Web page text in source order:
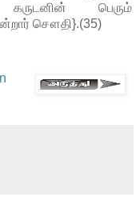
பெரும்
சௌதி}.(35)